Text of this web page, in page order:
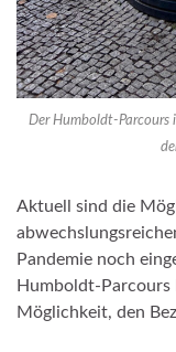
Der Humboldt-Parcours
Aktuell sind die
Pandemie noch
Humboldt-
Möglichkeit, den